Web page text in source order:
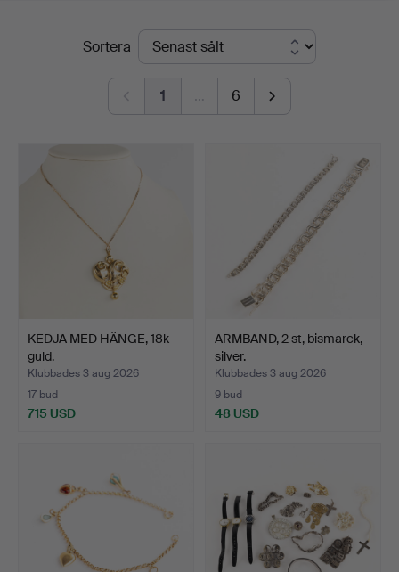
Auktioner
SlutpriserSortera
1 … 6
KEDJA MED HÄNGE, 18k
guld.
Klubbades 3 aug 2026
17 bud
715 USD
ARMBAND, 2 st, bismarck,
silver.
Klubbades 3 aug 2026
9 bud
48 USD